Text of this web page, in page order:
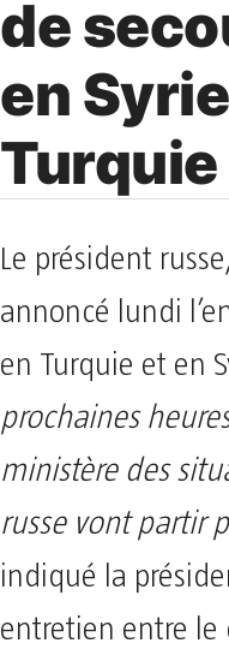
de
en
Turquie
Le président
annoncé lundi
en Turquie et en
prochaines
ministère des
russe vont partir
indiqué la
entretien entre le